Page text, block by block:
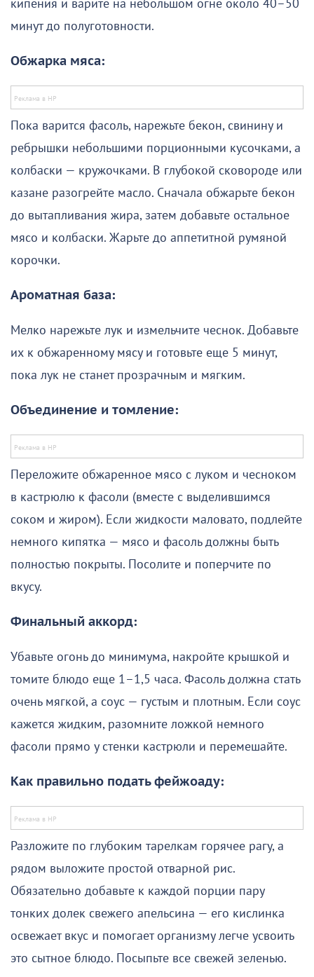
кипения и варите на небольшом огне около 40–50
минут до полуготовности.
Обжарка мяса:
Пока варится фасоль, нарежьте бекон, свинину и
ребрышки небольшими порционными кусочками, а
колбаски — кружочками. В глубокой сковороде или
казане разогрейте масло. Сначала обжарьте бекон
до вытапливания жира, затем добавьте остальное
мясо и колбаски. Жарьте до аппетитной румяной
корочки.
Ароматная база:
Мелко нарежьте лук и измельчите чеснок. Добавьте
их к обжаренному мясу и готовьте еще 5 минут,
пока лук не станет прозрачным и мягким.
Объединение и томление:
Переложите обжаренное мясо с луком и чесноком
в кастрюлю к фасоли (вместе с выделившимся
соком и жиром). Если жидкости маловато, подлейте
немного кипятка — мясо и фасоль должны быть
полностью покрыты. Посолите и поперчите по
вкусу.
Финальный аккорд:
Убавьте огонь до минимума, накройте крышкой и
томите блюдо еще 1–1,5 часа. Фасоль должна стать
очень мягкой, а соус — густым и плотным. Если соус
кажется жидким, разомните ложкой немного
фасоли прямо у стенки кастрюли и перемешайте.
Как правильно подать фейжоаду:
Разложите по глубоким тарелкам горячее рагу, а
рядом выложите простой отварной рис.
Обязательно добавьте к каждой порции пару
тонких долек свежего апельсина — его кислинка
освежает вкус и помогает организму легче усвоить
это сытное блюдо. Посыпьте все свежей зеленью.